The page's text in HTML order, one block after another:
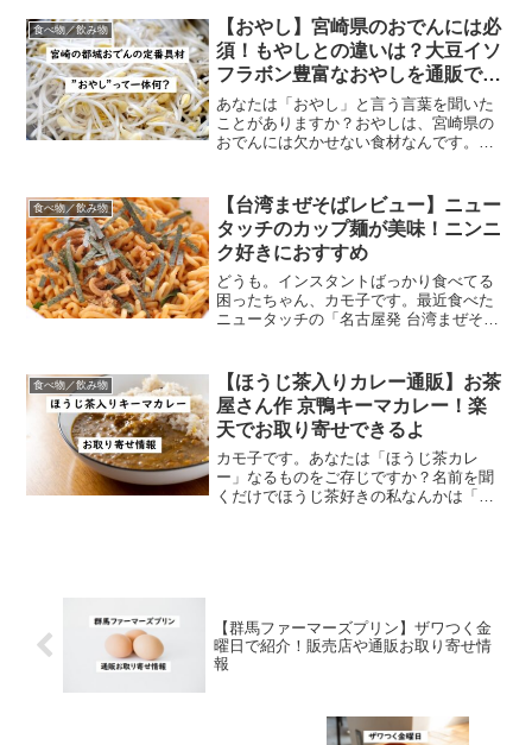
お取り寄せできる近江牛（すき焼き用）
をご紹介。滋賀県の誇り！近...
食べ物／飲み物
【おやし】宮崎県のおでんには必
須！もやしとの違いは？大豆イソ
フラボン豊富なおやしを通販で購
入
あなたは「おやし」と言う言葉を聞いた
ことがありますか？おやしは、宮崎県の
おでんには欠かせない食材なんです。今
かせない”おやし”って何？ケンミンショー
で都城おでんが取り上...
食べ物／飲み物
【台湾まぜそばレビュー】ニュー
タッチのカップ麺が美味！ニンニ
ク好きにおすすめ
どうも。インスタントばっかり食べてる
困ったちゃん、カモ子です。最近食べた
ニュータッチの「名古屋発 台湾まぜそ
るものを食べたのは今回が初めてです。
他の店、他のインスタント...
食べ物／飲み物
【ほうじ茶入りカレー通販】お茶
屋さん作 京鴨キーマカレー！楽
天でお取り寄せできるよ
カモ子です。あなたは「ほうじ茶カレ
ー」なるものをご存じですか？名前を聞
くだけでほうじ茶好きの私なんかは「美
【群馬ファーマーズプリン】ザワつく金
曜日で紹介！販売店や通販お取り寄せ情
報